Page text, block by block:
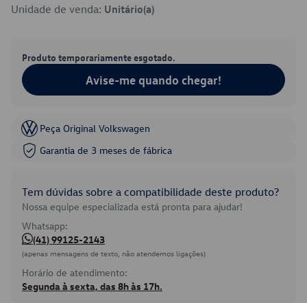
Unidade de venda: Unitário(a)
Produto temporariamente esgotado.
Avise-me quando chegar!
Peça Original Volkswagen
Garantia de 3 meses de fábrica
Tem dúvidas sobre a compatibilidade deste produto?
Nossa equipe especializada está pronta para ajudar!
Whatsapp:
(41) 99125-2143
(apenas mensagens de texto, não atendemos ligações)
Horário de atendimento:
Segunda à sexta, das 8h às 17h.